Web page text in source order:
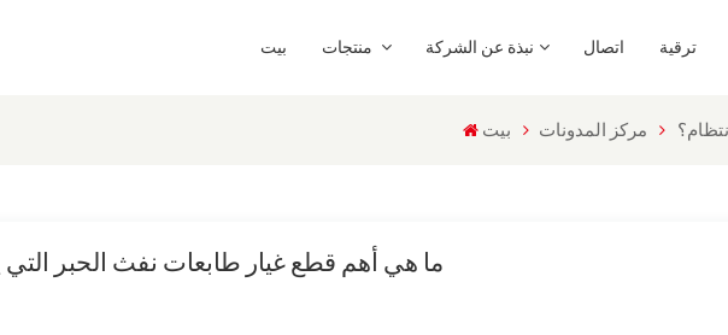
بيت نبذة عن الشركة اتصال ترقية
بيت مركز المدونات
ما هي أهم قطع غيار طابعات نفث الحبر التي